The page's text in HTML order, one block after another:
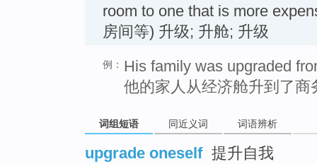
room to one that is more
房间等) 升级; 升舱; 升级
例： His family was upgraded
他的家人从经济舱升到了商
词组短语 同近义词 词语辨析
upgrade oneself 提升自我